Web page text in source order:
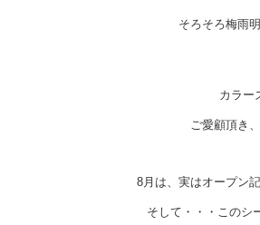
そろそろ梅雨
カラー
ご愛顧頂き
8月は、実はオープン
そして・・・このシーズ